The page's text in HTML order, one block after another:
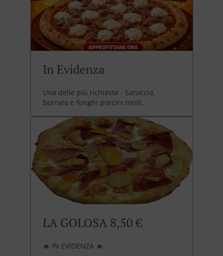
In Evidenza
Una delle più richieste - Salsiccia,
burrata e funghi porcini misti.
LA GOLOSA 8,50 €
🔥 IN EVIDENZA 🔥